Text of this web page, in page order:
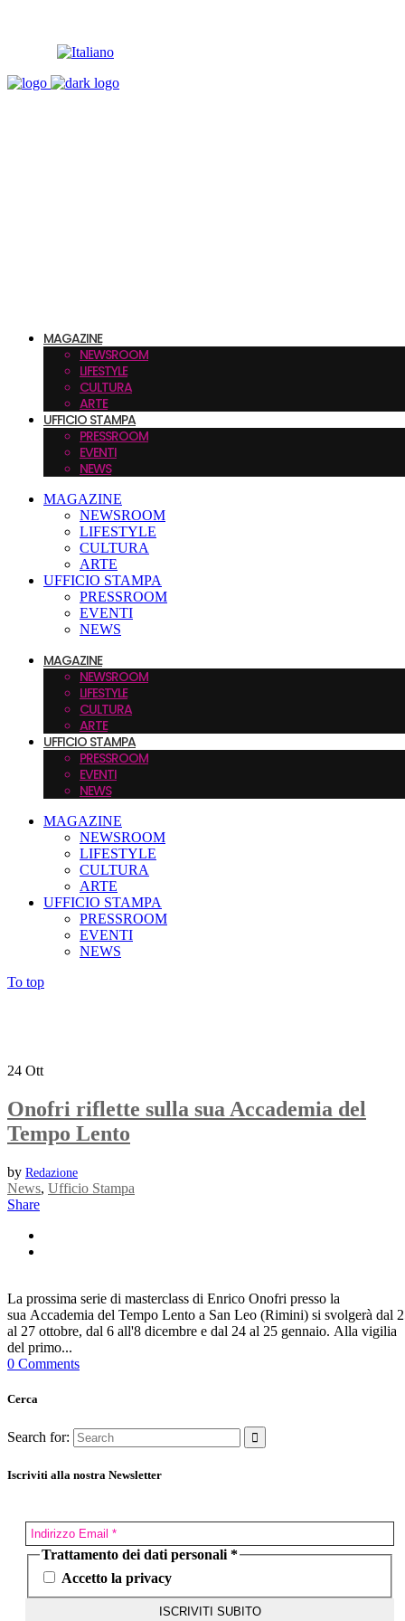
MAGAZINE
NEWSROOM
LIFESTYLE
CULTURA
ARTE
UFFICIO STAMPA
PRESSROOM
EVENTI
NEWS
MAGAZINE
NEWSROOM
LIFESTYLE
CULTURA
ARTE
UFFICIO STAMPA
PRESSROOM
EVENTI
NEWS
MAGAZINE
NEWSROOM
LIFESTYLE
CULTURA
ARTE
UFFICIO STAMPA
PRESSROOM
EVENTI
NEWS
MAGAZINE
NEWSROOM
LIFESTYLE
CULTURA
ARTE
UFFICIO STAMPA
PRESSROOM
EVENTI
NEWS
To top
24 Ott
Onofri riflette sulla sua Accademia del
Tempo Lento
by Redazione
News, Ufficio Stampa
Share
La prossima serie di masterclass di Enrico Onofri presso la
sua Accademia del Tempo Lento a San Leo (Rimini) si svolgerà dal
al 27 ottobre, dal 6 all'8 dicembre e dal 24 al 25 gennaio. Alla vigilia
del primo...
0 Comments
Cerca
Search for:
Iscriviti alla nostra Newsletter
Trattamento dei dati personali *
Accetto la privacy